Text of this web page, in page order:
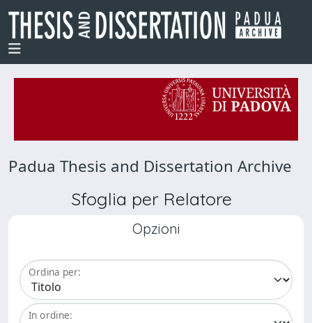
Padua Thesis and Dissertation Archive
Sfoglia per Relatore
Opzioni
Ordina per:
In ordine: